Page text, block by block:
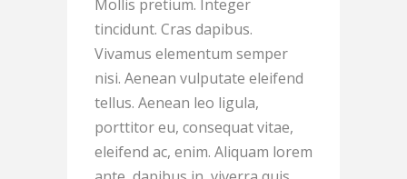
Mollis pretium. Integer
tincidunt. Cras dapibus.
Vivamus elementum semper
nisi. Aenean vulputate eleifend
tellus. Aenean leo ligula,
porttitor eu, consequat vitae,
eleifend ac, enim. Aliquam lorem